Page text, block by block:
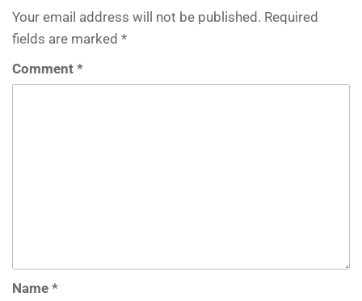
Your email address will not be published. Required
fields are marked *
Comment *
Name *